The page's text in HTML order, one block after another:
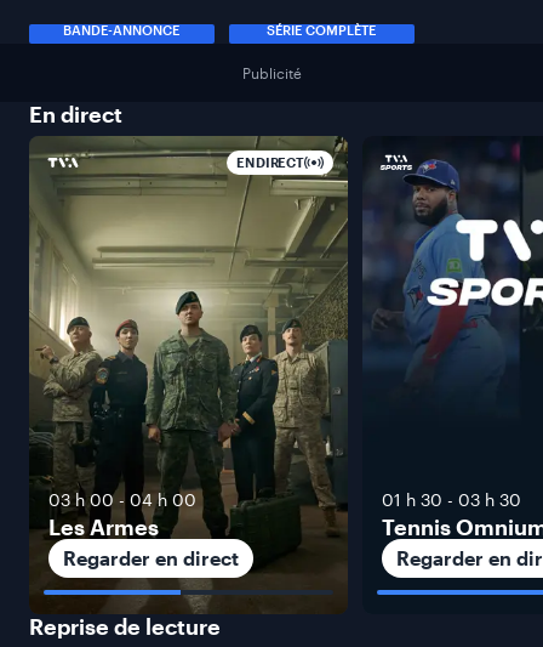
BANDE-ANNONCE SÉRIE COMPLÈTE
Publicité
En direct
EN DIRECT
03 h 00- 04 h 00
Les Armes
Regarder en direct
01 h 30 - 03 h 30
Tennis
Regarder en
Reprise de lecture